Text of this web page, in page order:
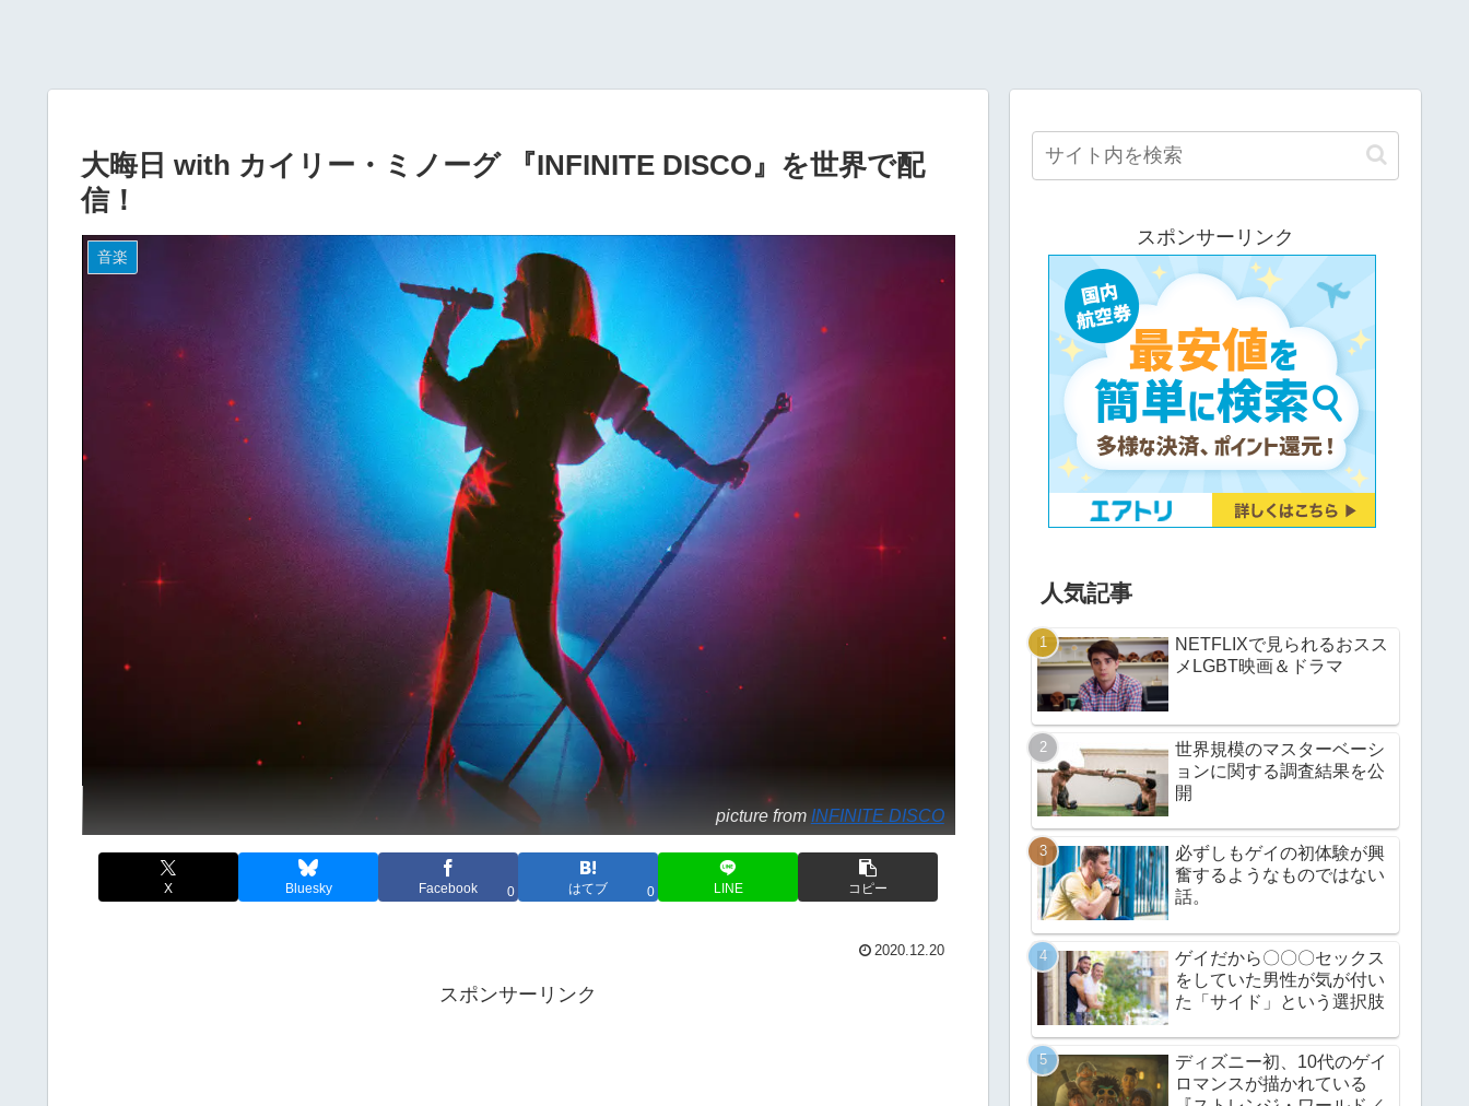
大晦日 with カイリー・ミノーグ 『INFINITE DISCO』を世界で配
信！
音楽
picture from INFINITE DISCO
X Bluesky Facebook 0 はてブ 0 LINE コピー
2020.12.20
スポンサーリンク
スポンサーリンク
人気記事
NETFLIXで見られるおスス
メLGBT映画＆ドラマ
世界規模のマスターベーシ
ョンに関する調査結果を公
開
必ずしもゲイの初体験が興
奮するようなものではない
話。
ゲイだから〇〇〇セックス
をしていた男性が気が付い
た「サイド」という選択肢
ディズニー初、10代のゲイ
ロマンスが描かれている